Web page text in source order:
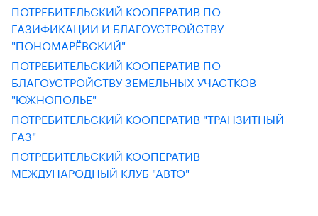
ПОТРЕБИТЕЛЬСКИЙ КООПЕРАТИВ ПО
ГАЗИФИКАЦИИ И БЛАГОУСТРОЙСТВУ
"ПОНОМАРЁВСКИЙ"
ПОТРЕБИТЕЛЬСКИЙ КООПЕРАТИВ ПО
БЛАГОУСТРОЙСТВУ ЗЕМЕЛЬНЫХ УЧАСТКОВ
"ЮЖНОПОЛЬЕ"
ПОТРЕБИТЕЛЬСКИЙ КООПЕРАТИВ "ТРАНЗИТНЫЙ
ГАЗ"
ПОТРЕБИТЕЛЬСКИЙ КООПЕРАТИВ
МЕЖДУНАРОДНЫЙ КЛУБ "АВТО"